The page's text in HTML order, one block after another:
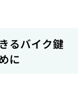
るバイク鍵
に